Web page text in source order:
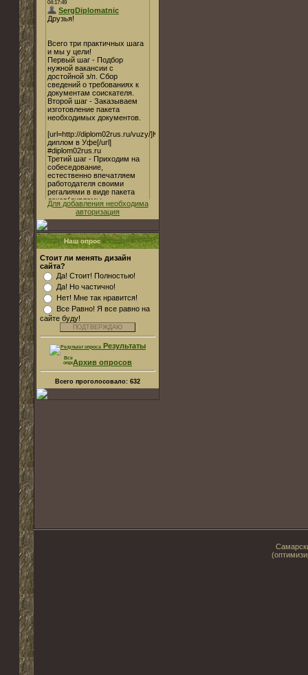
Для добавления необходима
авторизация
Наш опрос
Стоит ли менять дизайн
сайта?
Да! Стоит! Полностью!
Да! Но частично!
Нет! Мне так нравится!
Все Равно! Я все равно на
сайте буду!
Результаты
Архив опросов
Всего проголосовало: 632